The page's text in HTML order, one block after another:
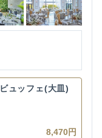
ュッフェ(大皿)
8,470円